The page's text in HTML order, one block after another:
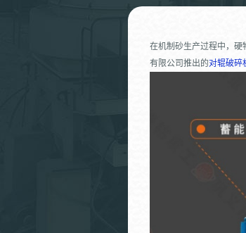
在机制砂生产过程中，
有限公司推出的对辊破碎